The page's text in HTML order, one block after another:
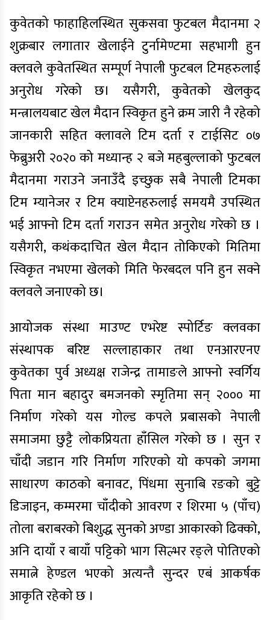
कुवेतको फाहाहिलस्थित सुकसवा फुटबल मैदानमा २
शुक्रबार लगातार खेलाईने टुर्नामेण्टमा सहभागी हुन
क्लवले कुवेतस्थित सम्पूर्ण नेपाली फुटबल टिमहरुलाई
अनुरोध गरेको छ। यसैगरी, कुवेतको खेलकुद
मन्त्रालयबाट खेल मैदान स्विकृत हुने क्रम जारी नै रहेको
जानकारी सहित क्लावले टिम दर्ता र टाईसिट ०७
फेब्रुअरी २०२० को मध्यान्ह २ बजे महबुल्लाको फुटबल
मैदानमा गराउने जनाउँदै इच्छुक सबै नेपाली टिमका
टिम म्यानेजर र टिम क्याप्टेनहरुलाई समयमै उपस्थित
भई आफ्नो टिम दर्ता गराउन समेत अनुरोध गरेको छ ।
यसैगरी, कथंकदाचित खेल मैदान तोकिएको मितिमा
स्विकृत नभएमा खेलको मिति फेरबदल पनि हुन सक्ने
क्लवले जनाएको छ।
आयोजक संस्था माउण्ट एभरेष्ट स्पोर्टिङ क्लवका
संस्थापक बरिष्ट सल्लाहाकार तथा एनआरएनए
कुवेतका पुर्व अध्यक्ष राजेन्द्र तामाङले आफ्नो स्वर्गिय
पिता मान बहादुर बमजनको स्‍मृतिमा सन् २००० मा
निर्माण गरेको यस गोल्ड कपले प्रबासको नेपाली
समाजमा छुट्टै लोकप्रियता हाँसिल गरेको छ । सुन र
चाँदी जडान गरि निर्माण गरिएको यो कपको जगमा
साधारण काठको बनावट, पिंधमा सुनाबि रङको बुट्टे
डिजाइन, कम्मरमा चाँदीको आवरण र शिरमा ५ (पाँच)
तोला बराबरको बिशुद्ध सुनको अण्डा आकारको ढिक्को,
अनि दायाँ र बायाँ पट्टिको भाग सिल्भर रङ्ले पोतिएको
समात्ने हेण्डल भएको अत्यन्तै सुन्दर एबं आकर्षक
आकृति रहेको छ ।